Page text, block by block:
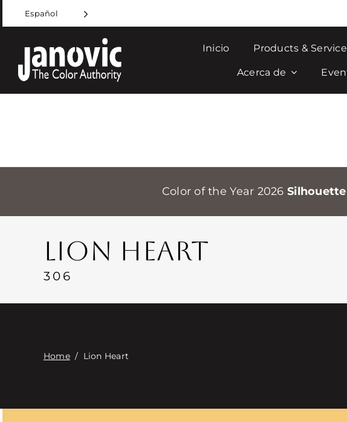
to
content
Español
Inicio Products &
Acerca de
Color of the Year 2026
LION HEART
306
Home/ Lion Heart